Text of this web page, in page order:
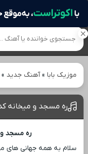
موزیک بابا»آهنگ جدید »
ره مسجد و میخانه
ره مسجد
سلام به همه جهانی ‌های